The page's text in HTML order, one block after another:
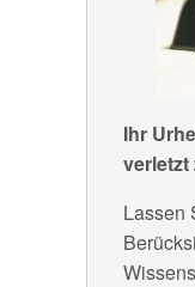
Ihr
verletzt
Lassen